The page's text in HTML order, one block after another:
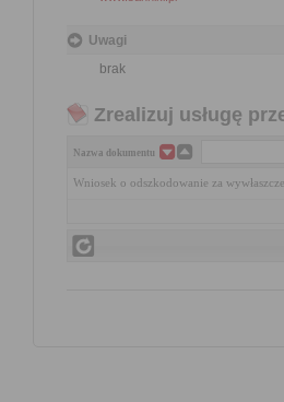
Uwagi
brak
Zrealizuj usługę
Nazwa dokumentu
Wniosek o odszkodowanie za